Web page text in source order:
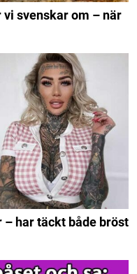
svenskar om – när
– har täckt både bröst